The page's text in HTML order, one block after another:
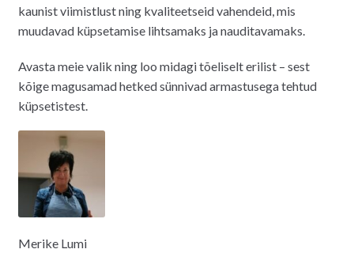
kaunist viimistlust ning kvaliteetseid vahendeid, mis
muudavad küpsetamise lihtsamaks ja nauditavamaks.
Avasta meie valik ning loo midagi tõeliselt erilist – sest
kõige magusamad hetked sünnivad armastusega tehtud
küpsetistest.
Merike Lumi